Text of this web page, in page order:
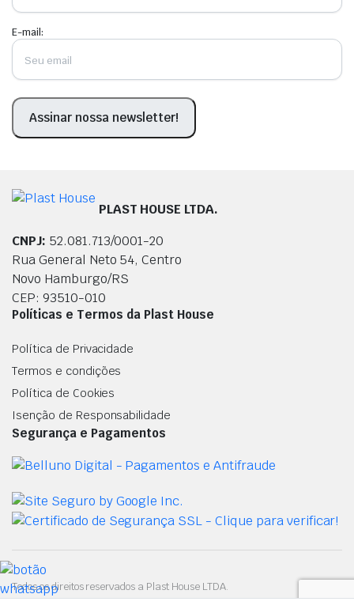
E-mail:
PLAST HOUSE LTDA.
CNPJ: 52.081.713/0001-20
Rua General Neto 54, Centro
Novo Hamburgo/RS
CEP: 93510-010
Políticas e Termos da Plast House
Política de Privacidade
Termos e condições
Política de Cookies
Isenção de Responsabilidade
Segurança e Pagamentos
Todos os direitos reservados a Plast House LTDA.